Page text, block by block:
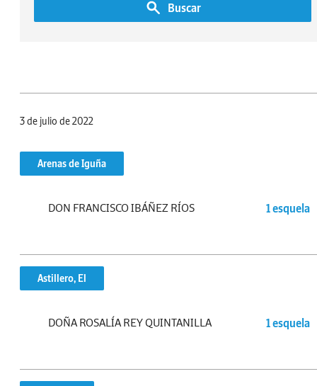
Buscar
3 de julio de 2022
Arenas de Iguña
DON FRANCISCO IBÁÑEZ RÍOS 1 esquela
Astillero, El
DOÑA ROSALÍA REY QUINTANILLA 1 esquela